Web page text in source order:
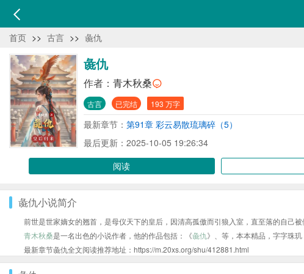
首页 >> 古言 >> 彘仇
彘仇
作者： 青木秋桑
古言 已完结 193 万字
最新章节： 第91章 彩云易散琉璃碎（5）
最后更新：2025-10-05 19:26:34
阅读
彘仇小说简介
前世是世家嫡女的翘首，是母仪天下的皇后，因清高孤傲而引狼入室，直至落的自己
青木秋桑是一名出色的小说作者，他的作品包括：《彘仇》、等，本本精品，字字珠
最新章节彘仇全文阅读推荐地址：https://m.20xs.org/shu/412881.html